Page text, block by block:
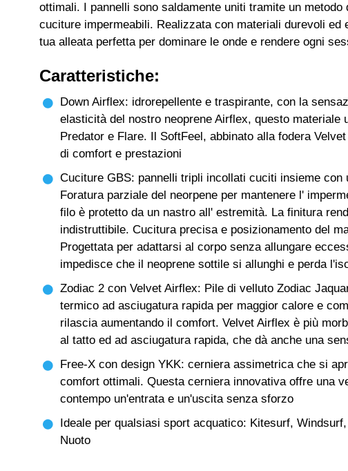
ottimali. I pannelli sono saldamente uniti tramite un
cuciture impermeabili. Realizzata con materiali durevoli ed
tua alleata perfetta per dominare le onde e rendere ogni
Caratteristiche:
Down Airflex: idrorepellente e traspirante, con la
elasticità del nostro neoprene Airflex, questo materiale
Predator e Flare. Il SoftFeel, abbinato alla fodera
di comfort e prestazioni
Cuciture GBS: pannelli tripli incollati cuciti insieme con
Foratura parziale del neorpene per mantenere l'
filo è protetto da un nastro all' estremità. La finitura
indistruttibile. Cucitura precisa e posizionamento del
Progettata per adattarsi al corpo senza allungare
impedisce che il neoprene sottile si allunghi e perda
Zodiac 2 con Velvet Airflex: Pile di velluto Zodiac
termico ad asciugatura rapida per maggior calore e
rilascia aumentando il comfort. Velvet Airflex è più
al tatto ed ad asciugatura rapida, che dà anche una
Free-X con design YKK: cerniera assimetrica che si
comfort ottimali. Questa cerniera innovativa offre una
contempo un'entrata e un'uscita senza sforzo
Ideale per qualsiasi sport acquatico: Kitesurf,
Nuoto